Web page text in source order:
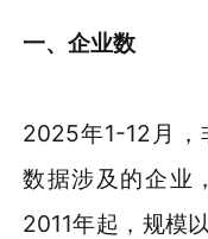
一、企业数
2025年1-12月，
数据涉及的企业
2011年起，规模